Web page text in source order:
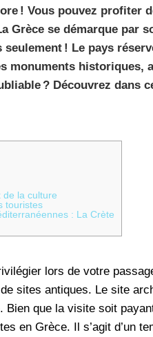
! Vous pouvez profiter
Grèce se démarque par
! Le pays
monuments historiques,
? Découvrez dans
de la culture
touristes
: La Crète
lors de votre
sites antiques. Le site
Bien que la visite soit
en Grèce. Il s’agit d’un